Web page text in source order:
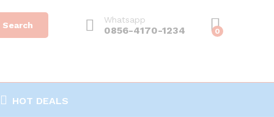
Search
Whatsapp
0856-4170-1234 0
HOT DEALS